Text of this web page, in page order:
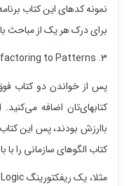
برای درک هر یک از مباحث
3. Refactoring to Patterns، نویسنده: Joshua Kerievsky
پس از خواندن دو کتاب
کتابهای‌تان اضافه
باارزش بودند، پس این
کتاب الگوهای سازمانی را